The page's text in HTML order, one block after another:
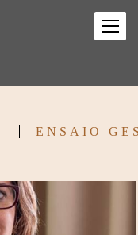
ENSAIO